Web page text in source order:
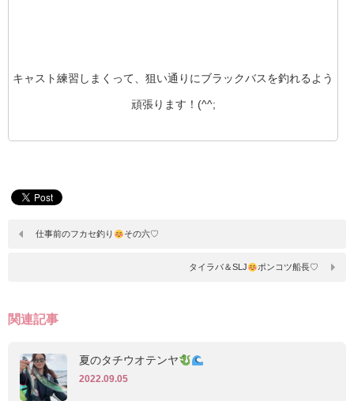
キャスト練習しまくって、狙い通りにブラックバスを釣れるよう
頑張ります！(^^;
仕事前のフカセ釣り その六♡
タイラバ＆SLJ ポンコツ船長♡
関連記事
夏のタチウオテンヤ
2022.09.05